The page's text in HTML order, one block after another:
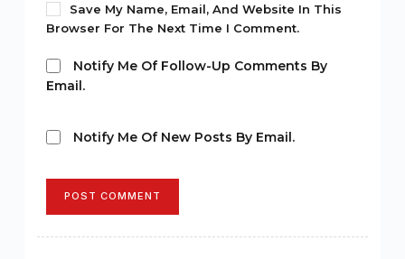
Save My Name, Email, And Website In This
Browser For The Next Time I Comment.
Notify Me Of Follow-Up Comments By
Email.
Notify Me Of New Posts By Email.
POST COMMENT